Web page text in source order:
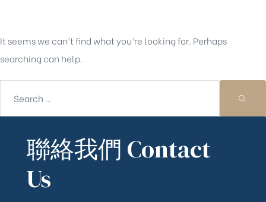
It seems we can’t find what you’re looking for. Perhaps
searching can help.
聯絡我們 Contact
Us